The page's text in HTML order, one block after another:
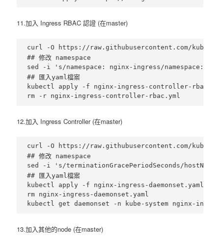
11.加入 Ingress RBAC 認證 (在master)
curl -O https://raw.githubusercontent.com/
## 修改 namespace
sed -i 's/namespace: nginx-ingress/namespace:
## 匯入yaml檔案
kubectl apply -f nginx-ingress-controller-
12.加入 Ingress Controller (在master)
curl -O https://raw.githubusercontent.com/
## 修改 namespace
sed -i 's/terminationGracePeriodSeconds/
## 匯入yaml檔案
kubectl apply -f nginx-ingress-daemonset.yaml
rm nginx-ingress-daemonset.yaml
13.加入其他的node (在master)